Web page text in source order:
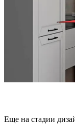
Еще на стадии